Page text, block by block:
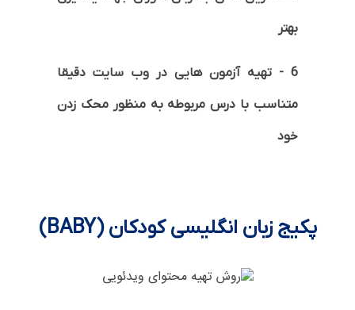
بهتر
6 - تهیه آزمون هایی در وب سایت دقیقا
متناسب با درس مربوطه به منظور محک زدن
خود
پکیج زبان انگلیسی کودکان (BABY)